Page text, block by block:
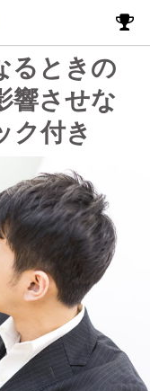
るときの
響させな
ク付き